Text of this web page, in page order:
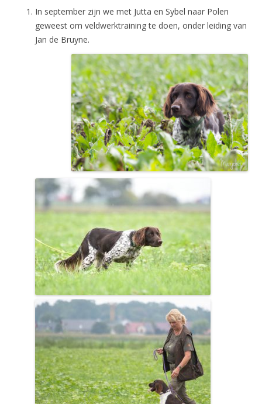
In september zijn we met Jutta en Sybel naar Polen
geweest om veldwerktraining te doen, onder leiding van
Jan de Bruyne.